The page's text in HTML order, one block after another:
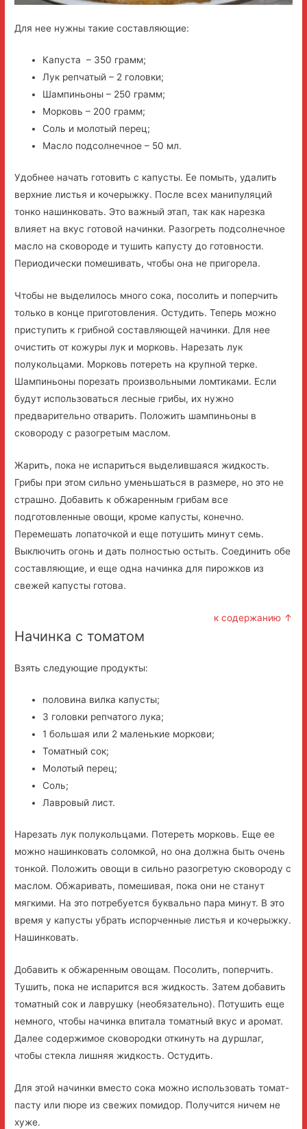
Для нее нужны такие составляющие:
Капуста – 350 грамм;
Лук репчатый – 2 головки;
Шампиньоны – 250 грамм;
Морковь – 200 грамм;
Соль и молотый перец;
Масло подсолнечное – 50 мл.
Удобнее начать готовить с капусты. Ее помыть, удалить
верхние листья и кочерыжку. После всех манипуляций
тонко нашинковать. Это важный этап, так как нарезка
влияет на вкус готовой начинки. Разогреть подсолнечное
масло на сковороде и тушить капусту до готовности.
Периодически помешивать, чтобы она не пригорела.
Чтобы не выделилось много сока, посолить и поперчить
только в конце приготовления. Остудить. Теперь можно
приступить к грибной составляющей начинки. Для нее
очистить от кожуры лук и морковь. Нарезать лук
полукольцами. Морковь потереть на крупной терке.
Шампиньоны порезать произвольными ломтиками. Если
будут использоваться лесные грибы, их нужно
предварительно отварить. Положить шампиньоны в
сковороду с разогретым маслом.
Жарить, пока не испариться выделившаяся жидкость.
Грибы при этом сильно уменьшаться в размере, но это не
страшно. Добавить к обжаренным грибам все
подготовленные овощи, кроме капусты, конечно.
Перемешать лопаточкой и еще потушить минут семь.
Выключить огонь и дать полностью остыть. Соединить обе
составляющие, и еще одна начинка для пирожков из
свежей капусты готова.
к содержанию ↑
Начинка с томатом
Взять следующие продукты:
половина вилка капусты;
3 головки репчатого лука;
1 большая или 2 маленькие моркови;
Томатный сок;
Молотый перец;
Соль;
Лавровый лист.
Нарезать лук полукольцами. Потереть морковь. Еще ее
можно нашинковать соломкой, но она должна быть очень
тонкой. Положить овощи в сильно разогретую сковороду с
маслом. Обжаривать, помешивая, пока они не станут
мягкими. На это потребуется буквально пара минут. В это
время у капусты убрать испорченные листья и кочерыжку.
Нашинковать.
Добавить к обжаренным овощам. Посолить, поперчить.
Тушить, пока не испарится вся жидкость. Затем добавить
томатный сок и лаврушку (необязательно). Потушить еще
немного, чтобы начинка впитала томатный вкус и аромат.
Далее содержимое сковородки откинуть на дуршлаг,
чтобы стекла лишняя жидкость. Остудить.
Для этой начинки вместо сока можно использовать томат-
пасту или пюре из свежих помидор. Получится ничем не
хуже.